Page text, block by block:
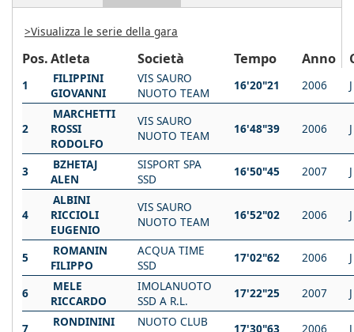
>Visualizza le serie della gara
Pos.Atleta Società Tempo Anno
1
FILIPPINI
GIOVANNI
VIS SAURO
NUOTO TEAM
16'20"21 2006 J
2
MARCHETTI
ROSSI
RODOLFO
VIS SAURO
NUOTO TEAM
16'48"39 2006 J
3
BZHETAJ
ALEN
SISPORT SPA
SSD
16'50"45 2007 J
4
ALBINI
RICCIOLI
EUGENIO
VIS SAURO
NUOTO TEAM
16'52"02 2006 J
5
ROMANIN
FILIPPO
ACQUA TIME
SSD
17'02"62 2006 J
6
MELE
RICCARDO
IMOLANUOTO
SSD A R.L.
17'22"25 2007 J
7
RONDININI
NUOTO CLUB
17'30"63 2006 J